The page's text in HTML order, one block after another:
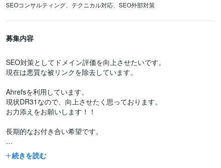
SEOコンサルティング、テクニカル対応、SEO外部対策
募集内容
SEO対策としてドメイン評価を向上させたいです。
現在は悪質な被リンクを除去しています。
Ahrefsを利用しています。
現状DR31なので、向上させたく思っております。
お力添えをお願いします！！
長期的なお付き合い希望です。
予算は5千-1万です。
期間は1ヶ月以内です。
続きを読む